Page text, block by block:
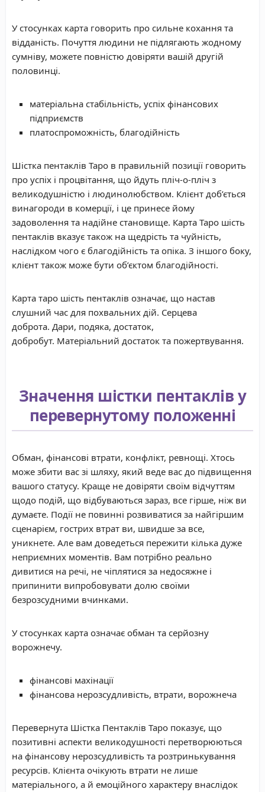
У стосунках карта говорить про сильне кохання та
відданість. Почуття людини не підлягають жодному
сумніву, можете повністю довіряти вашій другій
половинці.
матеріальна стабільність, успіх фінансових
підприємств
платоспроможність, благодійність
Шістка пентаклів Таро в правильній позиції говорить
про успіх і процвітання, що йдуть пліч-о-пліч з
великодушністю і людинолюбством. Клієнт доб’ється
винагороди в комерції, і це принесе йому
задоволення та надійне становище. Карта Таро шість
пентаклів вказує також на щедрість та чуйність,
наслідком чого є благодійність та опіка. З іншого боку,
клієнт також може бути об’єктом благодійності.
Карта таро шість пентаклів означає, що настав
слушний час для похвальних дій. Серцева
доброта. Дари, подяка, достаток,
добробут. Матеріальний достаток та пожертвування.
Значення шістки пентаклів у
перевернутому положенні
Обман, фінансові втрати, конфлікт, ревнощі. Хтось
може збити вас зі шляху, який веде вас до підвищення
вашого статусу. Краще не довіряти своїм відчуттям
щодо подій, що відбуваються зараз, все гірше, ніж ви
думаєте. Події не повинні розвиватися за найгіршим
сценарієм, гострих втрат ви, швидше за все,
уникнете. Але вам доведеться пережити кілька дуже
неприємних моментів. Вам потрібно реально
дивитися на речі, не чіплятися за недосяжне і
припинити випробовувати долю своїми
безрозсудними вчинками.
У стосунках карта означає обман та серйозну
ворожнечу.
фінансові махінації
фінансова нерозсудливість, втрати, ворожнеча
Перевернута Шістка Пентаклів Таро показує, що
позитивні аспекти великодушності перетворюються
на фінансову нерозсудливість та розтринькування
ресурсів. Клієнта очікують втрати не лише
матеріального, а й емоційного характеру внаслідок